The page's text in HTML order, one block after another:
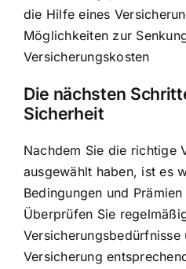
die Hilfe eines
Möglichkeiten zur
Versicherungskosten
Die nächsten
Sicherheit
Nachdem Sie die richtige
ausgewählt haben, ist es
Bedingungen und
Überprüfen Sie
Versicherungsbedürfnisse
Versicherung